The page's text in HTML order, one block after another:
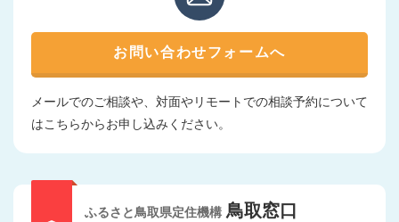
お問い合わせフォームへ
メールでのご相談や、対面やリモートでの相談予約について
はこちらからお申し込みください。
ふるさと鳥取県定住機構 鳥取窓口